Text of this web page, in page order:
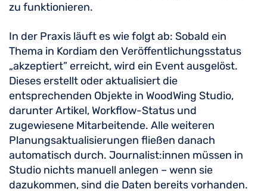
zu funktionieren.
In der Praxis läuft es wie folgt ab: Sobald ein
Thema in Kordiam den Veröffentlichungsstatus
„akzeptiert” erreicht, wird ein Event ausgelöst.
Dieses erstellt oder aktualisiert die
entsprechenden Objekte in WoodWing Studio,
darunter Artikel, Workflow-Status und
zugewiesene Mitarbeitende. Alle weiteren
Planungsaktualisierungen fließen danach
automatisch durch. Journalist:innen müssen in
Studio nichts manuell anlegen – wenn sie
dazukommen, sind die Daten bereits vorhanden.